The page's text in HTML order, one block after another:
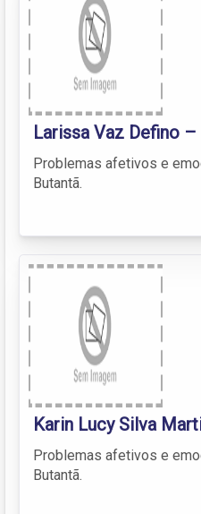
Larissa Vaz Defino
Problemas afetivos e
Butantã.
Karin Lucy Silva
Problemas afetivos e
Butantã.